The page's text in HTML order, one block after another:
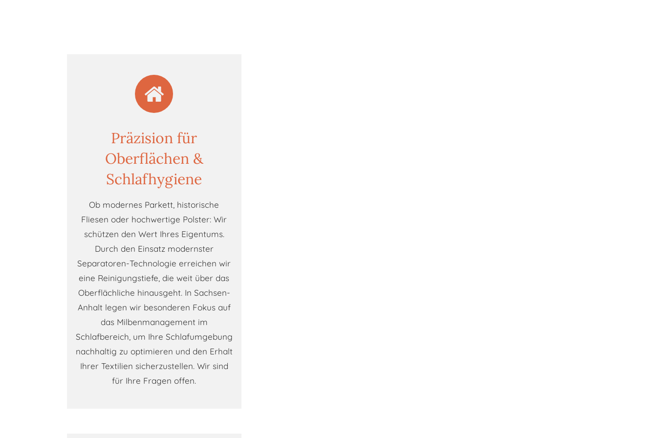
Präzision für
Oberflächen &
Schlafhygiene
Ob modernes Parkett, historische
Fliesen oder hochwertige Polster: Wir
schützen den Wert Ihres Eigentums.
Durch den Einsatz modernster
Separatoren-Technologie erreichen wir
eine Reinigungstiefe, die weit über das
Oberflächliche hinausgeht. In Sachsen-
Anhalt legen wir besonderen Fokus auf
das Milbenmanagement im
Schlafbereich, um Ihre Schlafumgebung
nachhaltig zu optimieren und den Erhalt
Ihrer Textilien sicherzustellen. Wir sind
für Ihre Fragen offen.